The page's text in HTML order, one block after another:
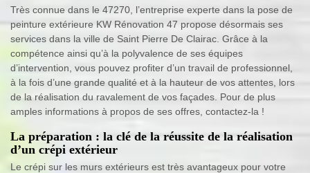
Très connue dans le 47270, l’entreprise experte dans la pose de
peinture extérieure KW Rénovation 47 propose désormais ses
services dans la ville de Saint Pierre De Clairac. Grâce à la
compétence ainsi qu’à la polyvalence de ses équipes
d’intervention, vous pouvez profiter d’un travail de professionnel,
à la fois d’une grande qualité et à la hauteur de vos attentes, lors
de la réalisation du ravalement de vos façades. Pour de plus
amples informations à propos de ses offres, contactez-la !
La préparation : la clé de la réussite de la réalisation
d’un crépi extérieur
Le crépi sur les murs extérieurs est très avantageux pour votre